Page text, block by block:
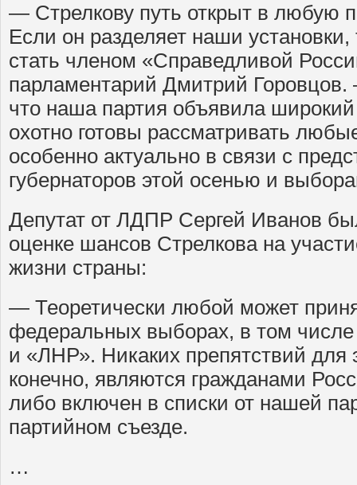
— Стрелкову путь открыт в любую
Если он разделяет наши
стать членом «Справедливой
парламентарий Дмитрий Горовцов.
что наша партия объявила
охотно готовы рассматривать
особенно актуально в связи с
губернаторов этой осенью и
Депутат от ЛДПР Сергей Иванов
оценке шансов Стрелкова на
жизни страны:
— Теоретически любой может
федеральных выборах, в том
и «ЛНР». Никаких препятствий для
конечно, являются гражданами
либо включен в списки от нашей
партийном съезде.
…